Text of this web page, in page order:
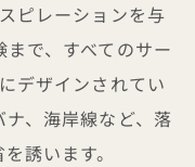
ピレーションを与
で、すべてのサー
デザインされてい
、海岸線など、落
誘います。